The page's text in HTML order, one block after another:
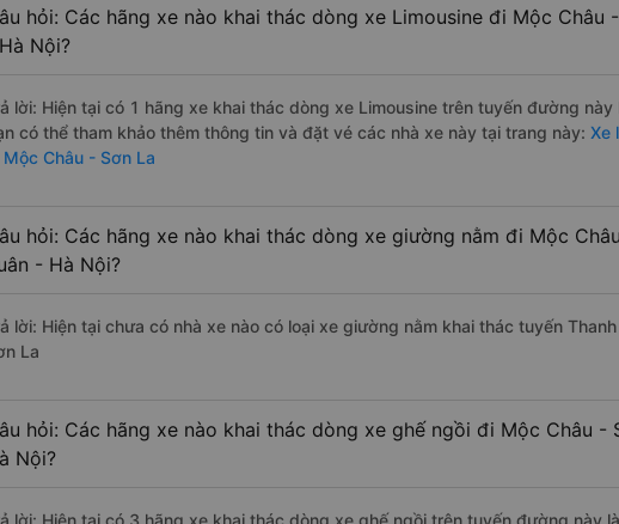
hỏi: Các hãng xe nào khai thác dòng xe Limousine đi Mộc Châu
Nội?
lời: Hiện tại có 1 hãng xe khai thác dòng xe Limousine trên tuyến đường này
có thể tham khảo thêm thông tin và đặt vé các nhà xe này tại trang này: Xe
Châu - Sơn La
hỏi: Các hãng xe nào khai thác dòng xe giường nằm đi Mộc
- Hà Nội?
lời: Hiện tại chưa có nhà xe nào có loại xe giường nằm khai thác tuyến
La
hỏi: Các hãng xe nào khai thác dòng xe ghế ngồi đi Mộc Châu -
Nội?